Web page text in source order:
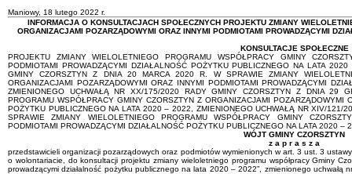
Maniowy, 18 lutego 2022 r.
INFORMACJA O KONSULTACJACH SPOŁECZNYCH PROJEKTU ZMIANY
ORGANIZACJAMI POZARZĄDOWYMI ORAZ INNYMI PODMIOTAMI PROWADZĄCYMI
KONSULTACJE SPOŁECZNE
PROJEKTU ZMIANY WIELOLETNIEGO PROGRAMU WSPÓŁPRACY GMINY
PODMIOTAMI PROWADZĄCYMI DZIAŁALNOŚĆ POŻYTKU PUBLICZNEGO NA LATA
GMINY CZORSZTYN Z DNIA 20 MARCA 2020 R. W SPRAWIE ZMIANY
ORGANIZACJAMI POZARZĄDOWYMI ORAZ INNYMI PODMIOTAMI PROWADZĄCYMI
ZMIENIONEGO UCHWAŁĄ NR XX/175/2020 RADY GMINY CZORSZTYN Z DNIA 29
PROGRAMU WSPÓŁPRACY GMINY CZORSZTYN Z ORGANIZACJAMI POZARZĄDOWYMI
POŻYTKU PUBLICZNEGO NA LATA 2020 – 2022, ZMIENIONEGO UCHWAŁĄ NR XIV/121/
SPRAWIE ZMIANY WIELOLETNIEGO PROGRAMU WSPÓŁPRACY GMINY
PODMIOTAMI PROWADZĄCYMI DZIAŁALNOŚĆ POŻYTKU PUBLICZNEGO NA LATA 2020 –
WÓJT GMINY CZORSZTYN
z a p r a s z a
przedstawicieli organizacji pozarządowych oraz podmiotów wymienionych w art. 3 ust. 3
o wolontariacie, do konsultacji projektu zmiany wieloletniego programu współpracy Gminy
prowadzącymi działalność pożytku publicznego na lata 2020 – 2022”, zmienionego